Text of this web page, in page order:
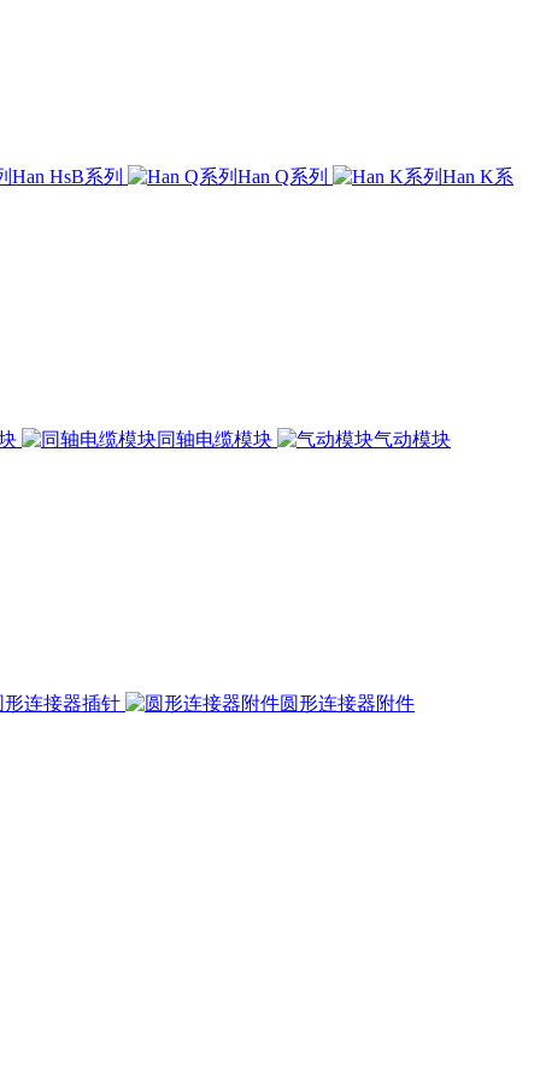
Han HsB系列 Han Q系列
Han K系
同轴电缆模块
气动模块
形连接器插针 圆形连接器附件